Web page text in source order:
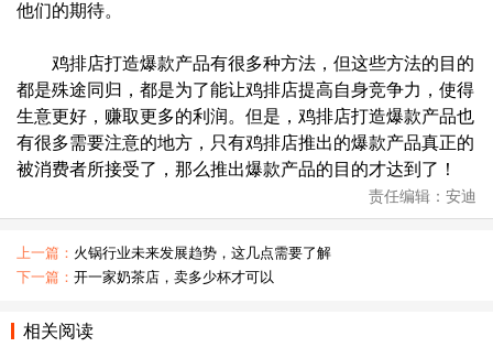
他们的期待。
鸡排店打造爆款产品有很多种方法，但这些方法的目的
都是殊途同归，都是为了能让鸡排店提高自身竞争力，使得
生意更好，赚取更多的利润。但是，鸡排店打造爆款产品也
有很多需要注意的地方，只有鸡排店推出的爆款产品真正的
被消费者所接受了，那么推出爆款产品的目的才达到了！
责任编辑：安迪
上一篇： 火锅行业未来发展趋势，这几点需要了解
下一篇： 开一家奶茶店，卖多少杯才可以
相关阅读